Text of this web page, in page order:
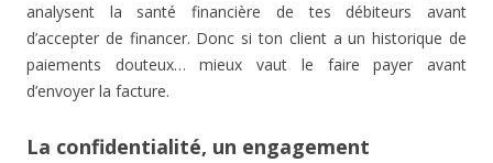
analysent la santé financière de tes débiteurs avant
d’accepter de financer. Donc si ton client a un historique de
paiements douteux… mieux vaut le faire payer avant
d’envoyer la facture.
La confidentialité, un engagement